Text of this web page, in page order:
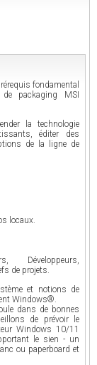
fondamental
packaging MSI
la technologie
éditer des
de la ligne de
locaux.
Développeurs,
de projets.
et notions de
Windows®.
dans de bonnes
de prévoir le
Windows 10/11
le sien - un
ou paperboard et